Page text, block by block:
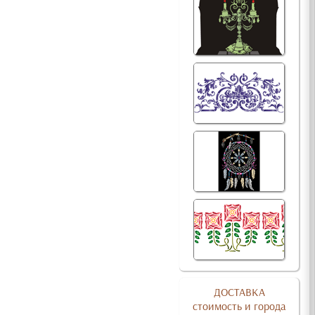
ДОСТАВКА
стоимость и города